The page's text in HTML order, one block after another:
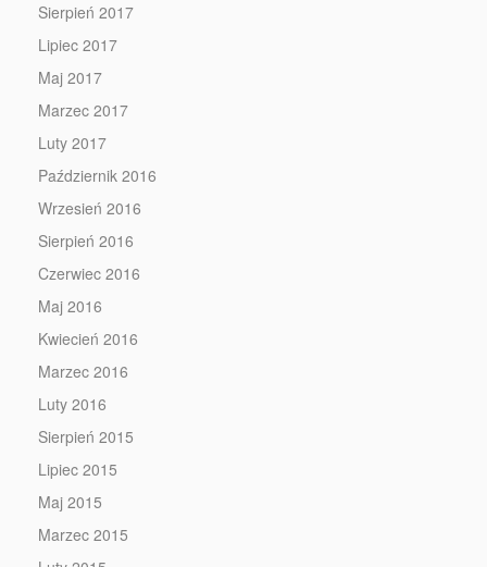
Sierpień 2017
Lipiec 2017
Maj 2017
Marzec 2017
Luty 2017
Październik 2016
Wrzesień 2016
Sierpień 2016
Czerwiec 2016
Maj 2016
Kwiecień 2016
Marzec 2016
Luty 2016
Sierpień 2015
Lipiec 2015
Maj 2015
Marzec 2015